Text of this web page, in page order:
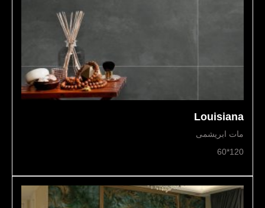
Louisiana
مات ابریشمی
120*60